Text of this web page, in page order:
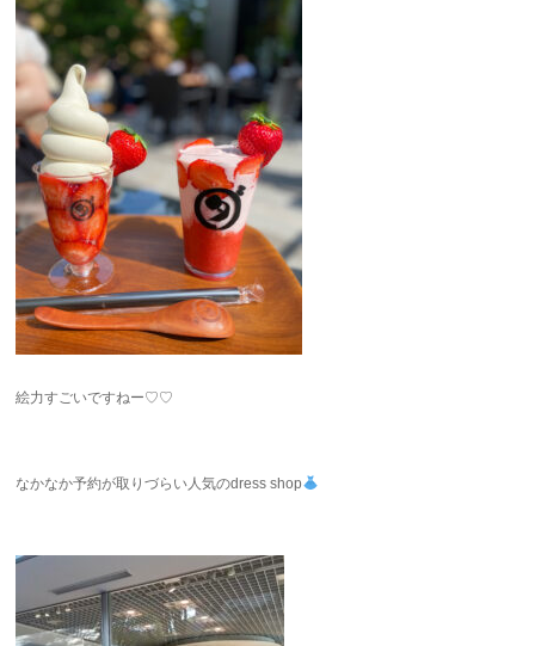
絵力すごいですねー♡♡
なかなか予約が取りづらい人気のdress shop